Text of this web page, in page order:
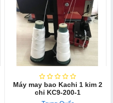
Máy may bao Kachi 1 kim 2
chỉ KC9-200-1